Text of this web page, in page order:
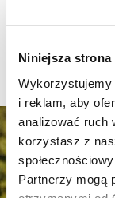
Niniejsza
Wykorzystujemy
i reklam, aby
analizować ruch
korzystasz z
Partnerzy mogą
finalistów w
Przygotowano
jesienna
pozwoliło